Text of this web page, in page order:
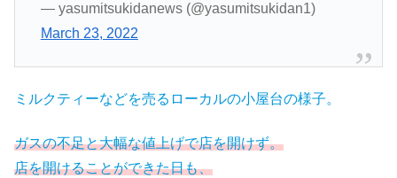
— yasumitsukidanews (@yasumitsukidan1)
March 23, 2022
ミルクティーなどを売るローカルの小屋台の様子。
ガスの不足と大幅な値上げで店を開けず。
店を開けることができた日も、